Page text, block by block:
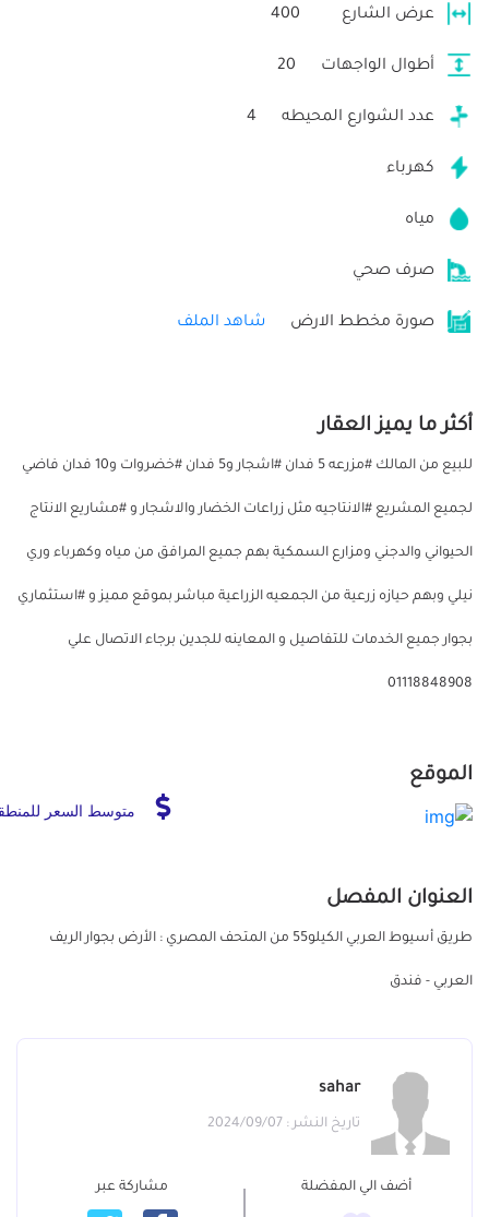
عرض الشارع 400
أطوال الواجهات 20
عدد الشوارع المحيطه 4
كهرباء
مياه
صرف صحي
صورة مخطط الارض شاهد الملف
أكثر ما يميز العقار
للبيع من المالك #مزرعه 5 فدان #اشجار و5 فدان #خضروات و10 فدان فاضي
لجميع المشريع #الانتاجيه مثل زراعات الخضار والاشجار و #مشاريع الانتاج
الحيواني والدجني ومزارع السمكية بهم جميع المرافق من مياه وكهرباء وري
نيلي وبهم حيازه زرعية من الجمعيه الزراعية مباشر بموقع مميز و #استثماري
بجوار جميع الخدمات للتفاصيل و المعاينه للجدين برجاء الاتصال علي
01118848908
الموقع
متوسط السعر
العنوان المفصل
طريق أسيوط العربي الكيلو55 من المتحف المصري : الأرض بجوار الريف
العربي - فندق
sahar
تاريخ النشر : 2024/09/07
أضف الي المفضلة مشاركة عبر